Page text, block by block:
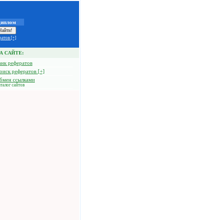
[+]
САЙТЕ:
рефератов
рефератов [+]
ссылками
сайтов